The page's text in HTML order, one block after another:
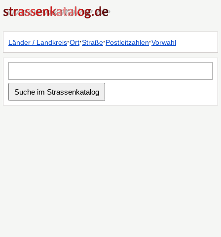
Länder / Landkreis·Ort·Straße·Postleitzahlen·Vorwahl